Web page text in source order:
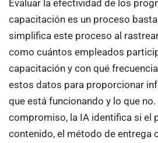
Evaluar la efectividad de los
capacitación es un proceso
simplifica este proceso al
como cuántos empleados
capacitación y con qué
estos datos para proporcionar
que está funcionando y lo que
compromiso, la IA identifica si el
contenido, el método de entrega